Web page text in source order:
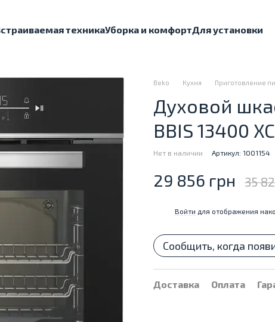
техникаУборка и комфортДля установки
Beko Кухня Приготовление
Духовой
BBIS 13400 XC
Нет в наличии Артикул: 1001154
29 856 грн 35
Войти для отображения
Сообщить, когда
Доставка Оплата